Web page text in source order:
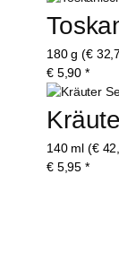
180 g (€
€ 5,90 *
140 ml (€
€ 5,95 *